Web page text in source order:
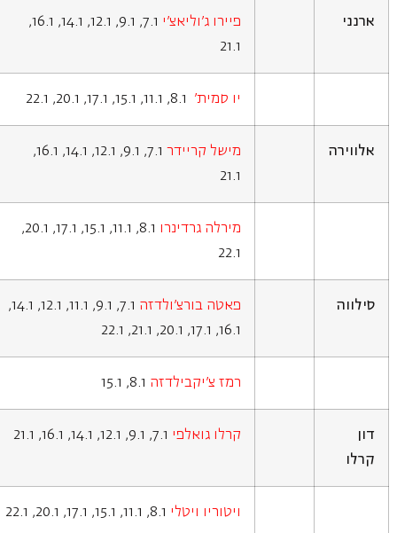
ארנני פיירו ג'וליאצ'י
7.1, 9.1, 12.1, 14.1, 16.1,
21.1
יו סמית'
אלווירה מישל קריידר
7.1, 9.1, 12.1, 14.1, 16.1,
21.1
מירלה גרדינרו
8.1, 11.1, 15.1, 17.1, 20.1,
22.1
סילווה פאטה בורצ'ולדזה
7.1, 9.1, 11.1, 12.1, 14.1,
16.1, 17.1, 20.1, 21.1, 22.1
רמז צ'יקבילדזה
דון
קרלו
קרלו גואלפי
ויטוריו ויטלי